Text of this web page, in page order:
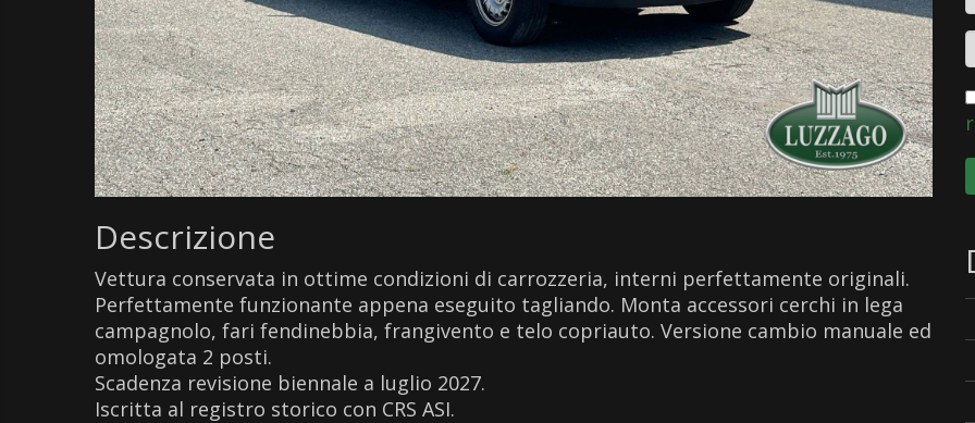
Descrizione
Vettura conservata in ottime condizioni di carrozzeria, interni perfettamente originali.
Perfettamente funzionante appena eseguito tagliando. Monta accessori cerchi in lega
campagnolo, fari fendinebbia, frangivento e telo copriauto. Versione cambio manuale ed
omologata 2 posti.
Scadenza revisione biennale a luglio 2027.
Iscritta al registro storico con CRS ASI.